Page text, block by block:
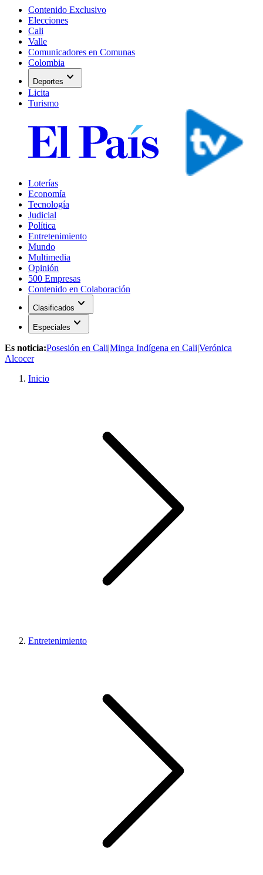
Contenido Exclusivo
Elecciones
Cali
Valle
Comunicadores en Comunas
Colombia
Deportes expand_more
Licita
Turismo
Loterías
Economía
Tecnología
Judicial
Política
Entretenimiento
Mundo
Multimedia
Opinión
500 Empresas
Contenido en Colaboración
Clasificados expand_more
Especiales expand_more
Es noticia:Posesión en Cali|Minga Indígena en Cali|Verónica
Alcocer
Inicio
Entretenimiento